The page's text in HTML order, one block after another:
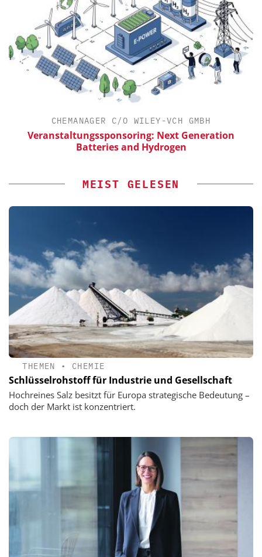
CHEMANAGER C/O WILEY-VCH GMBH
Veranstaltungssponsoring: Next Generation
Batteries and Hydrogen
MEIST GELESEN
THEMEN • CHEMIE
Schlüsselrohstoff für Industrie und Gesellschaft
Hochreines Salz besitzt für Europa strategische Bedeutung –
doch der Markt ist konzentriert.